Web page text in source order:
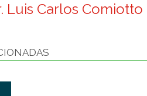
Luis Carlos Comiotto